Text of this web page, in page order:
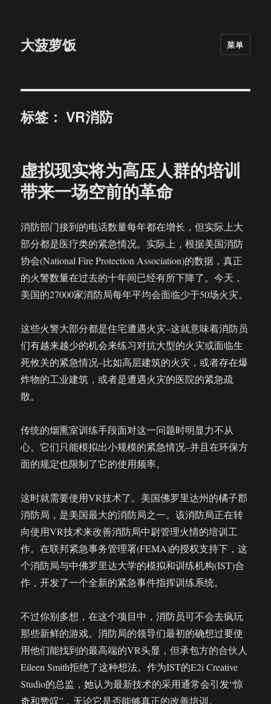
大菠萝饭 菜单
标签：VR消防
虚拟现实将为高压人群的培训
带来一场空前的革命
消防部门接到的电话数量每年都在增长，但实际上大
部分都是医疗类的紧急情况。实际上，根据美国消防
协会(National Fire Protection Association)的数据，真正
的火警数量在过去的十年间已经有所下降了。今天，
美国的27000家消防局每年平均会面临少于50场火灾。
这些火警大部分都是住宅遭遇火灾–这就意味着消防员
们有越来越少的机会来练习对抗大型的火灾或面临生
死攸关的紧急情况–比如高层建筑的火灾，或者存在爆
炸物的工业建筑，或者是遭遇火灾的医院的紧急疏
散。
传统的烟熏室训练手段面对这一问题时明显力不从
心。它们只能模拟出小规模的紧急情况–并且在环保方
面的规定也限制了它的使用频率。
这时就需要使用VR技术了。美国佛罗里达州的橘子郡
消防局，是美国最大的消防局之一。该消防局正在转
向使用VR技术来改善消防局中尉管理火情的培训工
作。在联邦紧急事务管理署(FEMA)的授权支持下，这
个消防局与中佛罗里达大学的模拟和训练机构(IST)合
作，开发了一个全新的紧急事件指挥训练系统。
不过你别多想，在这个项目中，消防员可不会去疯玩
那些新鲜的游戏。消防局的领导们最初的确想过要使
用他们能找到的最高端的VR头显，但承包方的合伙人
Eileen Smith拒绝了这种想法。作为IST的E2i Creative
Studio的总监，她认为最新技术的采用通常会引发“惊
奇和赞叹”，无论它是否能够真正的改善培训。